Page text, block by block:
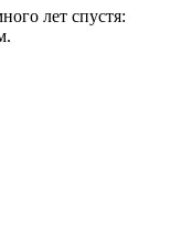
лет спустя: